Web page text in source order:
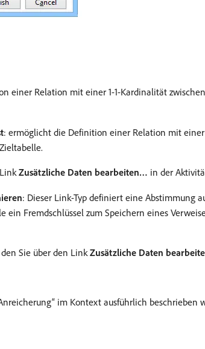
einer Relation mit einer 1-1-Kardinalität
: ermöglicht die Definition einer Relation mit
Zusätzliche Daten bearbeiten… in der
: Dieser Link-Typ definiert eine Abstimmung
Fremdschlüssel zum Speichern eines
Sie über den LinkZusätzliche Daten
im Kontext ausführlich beschrieben